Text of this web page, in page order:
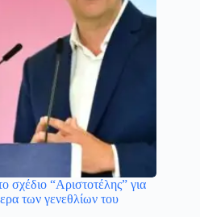
σχέδιο “Αριστοτέλης” για
των γενεθλίων του